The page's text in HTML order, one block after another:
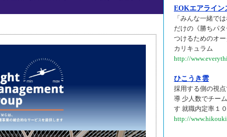
EOKエアライン
「みんな一緒で
だけの《勝ちパ
つけるためのオ
カリキュラム
http://
ひこうき雲
採用する側の視
導 少人数でチー
す 就職内定率１
http://